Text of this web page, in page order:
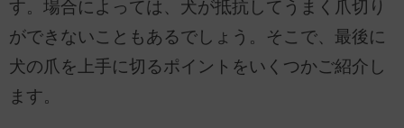
す。場合によっては、犬が抵抗してうまく爪切り
ができないこともあるでしょう。そこで、最後に
犬の爪を上手に切るポイントをいくつかご紹介し
ます。